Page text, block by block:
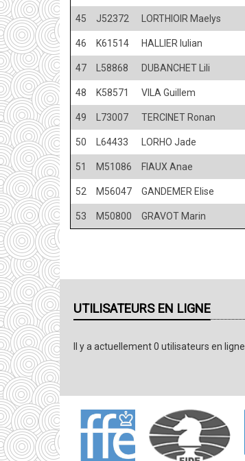
45 J52372 LORTHIOIR Maelys
46 K61514 HALLIER Iulian
47 L58868 DUBANCHET Lili
48 K58571 VILA Guillem
49 L73007 TERCINET Ronan
50 L64433 LORHO Jade
51 M51086 FIAUX Anae
52 M56047 GANDEMER Elise
53 M50800 GRAVOT Marin
UTILISATEURS EN LIGNE
Il y a actuellement 0 utilisateurs en ligne.